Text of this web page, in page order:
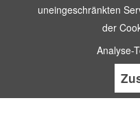
uneingeschränkten
der
Analyse-